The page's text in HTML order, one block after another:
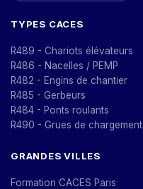
TYPES CACES
R489 - Chariots élévateurs
R486 - Nacelles / PEMP
R482 - Engins de chantier
R485 - Gerbeurs
R484 - Ponts roulants
R490 - Grues de chargement
GRANDES VILLES
Formation CACES Paris